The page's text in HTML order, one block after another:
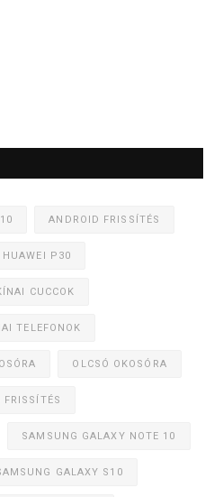
ANDROID FRISSÍTÉS
HUAWEI P30
CUCCOK
TELEFONOK
OLCSÓ OKOSÓRA
FRISSÍTÉS
SAMSUNG GALAXY NOTE 10
GALAXY S10